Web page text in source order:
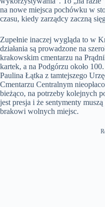
na nowe miejsca pochówku w
czasu, kiedy zarządcy zaczną
Zupełnie inaczej wygląda to w
działania są prowadzone na
krakowskim cmentarzu na
kartek, a na Podgórzu około
Paulina Łątka z tamtejszego
Cmentarzu Centralnym
bieżąco, na potrzeby kolejnych
jest presja i że sentymenty
brakowi wolnych miejsc.